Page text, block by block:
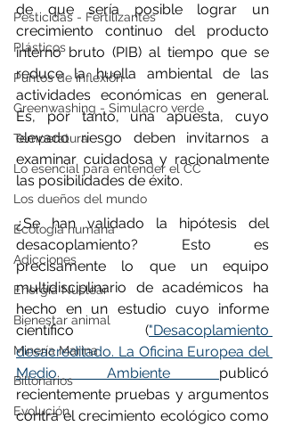
Pesticidas - Fertilizantes
Plásticos
Puntos de inflexión
Greenwashing - Simulacro verde
Temperatura
Lo esencial para entender el CC
Los dueños del mundo
Ecología humana
Adicciones
Energía Nuclear
Bienestar animal
Minería Marina
Billonarios
Evolución
de que sería posible lograr un
crecimiento continuo del producto
interno bruto (PIB) al tiempo que se
reduce la huella ambiental de las
actividades económicas en general.
Es, por tanto, una apuesta, cuyo
elevado riesgo deben invitarnos a
examinar cuidadosa y racionalmente
las posibilidades de éxito.
¿Se han validado la hipótesis del
desacoplamiento? Esto es
precisamente lo que un equipo
multidisciplinario de académicos ha
hecho en un estudio cuyo informe
científico ("Desacoplamiento
desacreditado. La Oficina Europea del
Medio Ambiente publicó
recientemente pruebas y argumentos
contra el crecimiento ecológico como